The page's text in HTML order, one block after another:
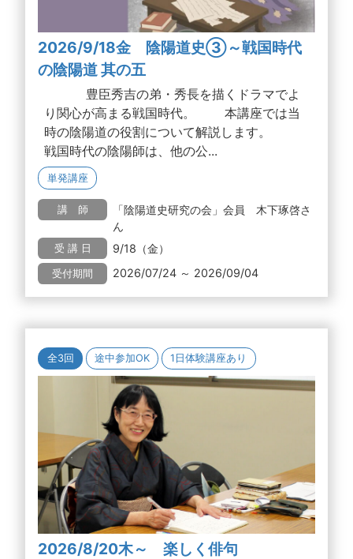
2026/9/18金 陰陽道史③～戦国時代
の陰陽道 其の五
豊臣秀吉の弟・秀長を描くドラマでよ
り関心が高まる戦国時代。 本講座では当
時の陰陽道の役割について解説します。
戦国時代の陰陽師は、他の公...
単発講座
講 師
「陰陽道史研究の会」会員 木下琢啓さ
ん
受 講 日 9/18（金）
受付期間 2026/07/24 ～ 2026/09/04
全3回 途中参加OK 1日体験講座あり
2026/8/20木～ 楽しく俳句